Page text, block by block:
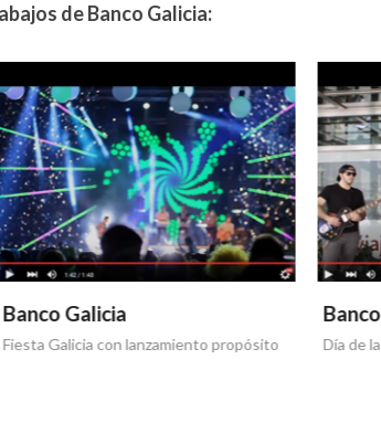
de Banco Galicia:
con lanzamiento propósito
Banco Galicia
Día de la Innovación